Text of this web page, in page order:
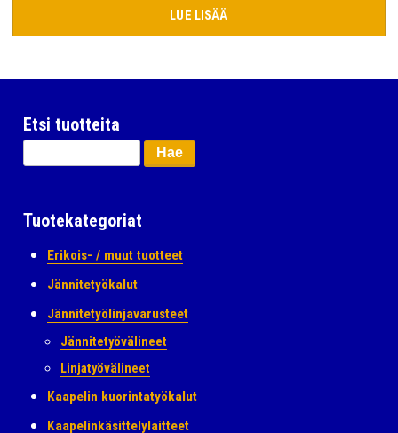
LUE LISÄÄ
Etsi tuotteita
Haku:
Tuotekategoriat
Erikois- / muut tuotteet
Jännitetyökalut
Jännitetyölinjavarusteet
Jännitetyövälineet
Linjatyövälineet
Kaapelin kuorintatyökalut
Kaapelinkäsittelylaitteet